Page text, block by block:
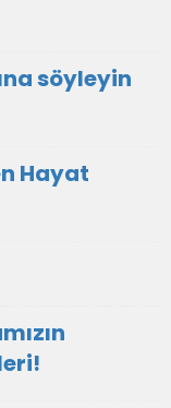
söyleyin
Hayat